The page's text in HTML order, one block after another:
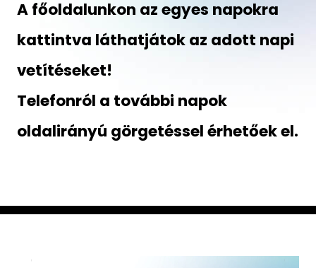
A főoldalunkon az egyes napokra
kattintva láthatjátok az adott napi
vetítéseket!
Telefonról a további napok
oldalirányú görgetéssel érhetőek el.